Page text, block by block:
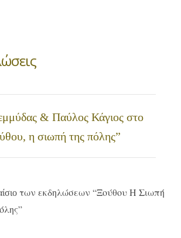
& Παύλος Κάγιος στο
η σιωπή της πόλης”
των εκδηλώσεων “Ξούθου Η Σιωπή